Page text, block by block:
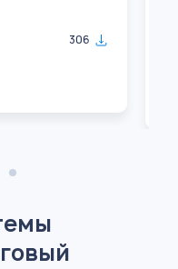
306